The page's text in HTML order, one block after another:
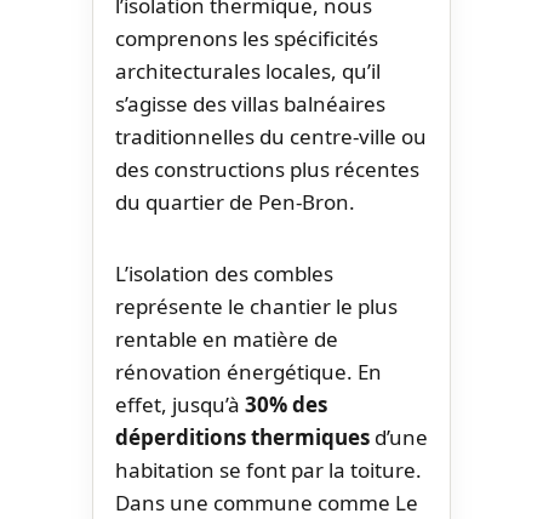
comprenons les spécificités
architecturales locales, qu’il
s’agisse des villas balnéaires
traditionnelles du centre-ville ou
des constructions plus récentes
du quartier de Pen-Bron.
L’isolation des combles
représente le chantier le plus
rentable en matière de
rénovation énergétique. En
effet, jusqu’à 30% des
déperditions thermiques d’une
habitation se font par la toiture.
Dans une commune comme Le